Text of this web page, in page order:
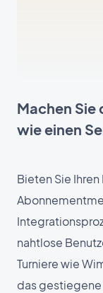
Machen Sie
wie einen
Bieten Sie
nahtlose
Turniere wie
das gestiegene